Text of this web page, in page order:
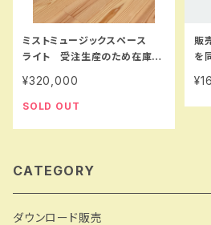
ミストミュージックスペース
ライト 受注生産のため在庫は
¥320,000
SOLD OUT
販
を
CATEGORY
ダウンロード販売